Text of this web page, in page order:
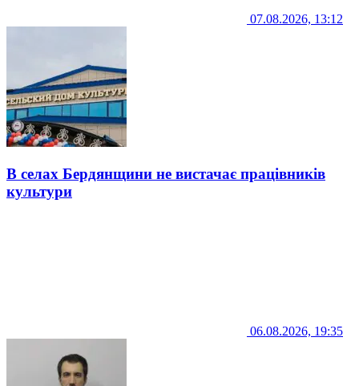
07.08.2026, 13:12
В селах Бердянщини не вистачає працівників
культури
06.08.2026, 19:35